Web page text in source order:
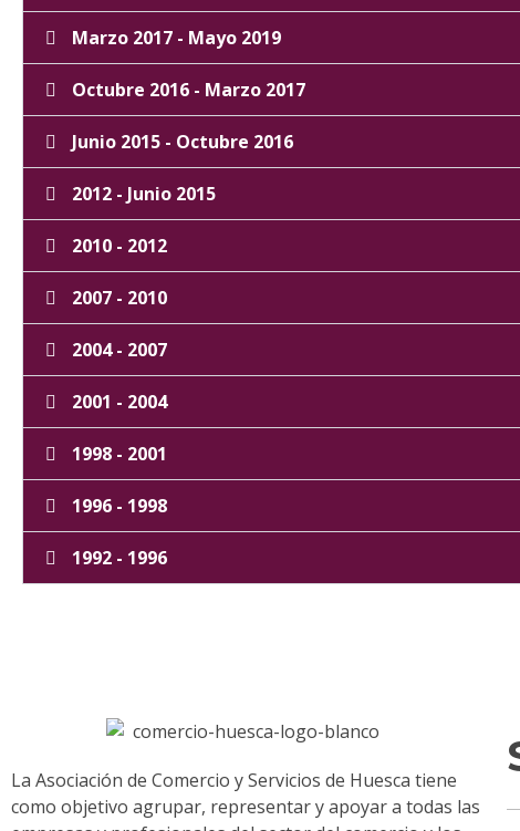
Marzo 2017 - Mayo 2019
Octubre 2016 - Marzo 2017
Junio 2015 - Octubre 2016
2012 - Junio 2015
2010 - 2012
2007 - 2010
2004 - 2007
2001 - 2004
1998 - 2001
1996 - 1998
1992 - 1996
La Asociación de Comercio y Servicios de Huesca tiene
como objetivo agrupar, representar y apoyar a todas las